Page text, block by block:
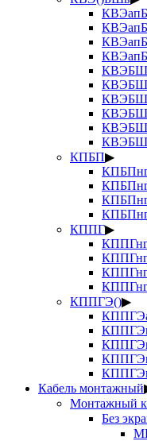
КПБП▶
КППГ▶
КППГЭ()▶
Кабель монтажный
Монтажный
Без